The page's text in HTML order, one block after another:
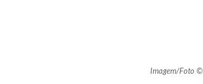
Imagem/Foto ©